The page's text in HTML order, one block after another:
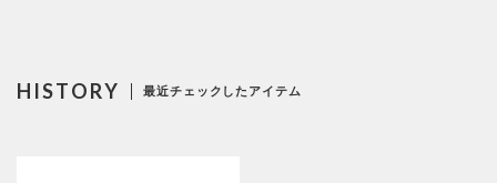
HISTORY 最近チェックしたアイテム